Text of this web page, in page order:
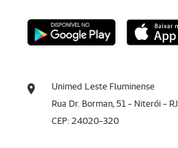
Unimed Leste Fluminense
Rua Dr. Borman, 51 - Niterói - RJ
CEP: 24020-320